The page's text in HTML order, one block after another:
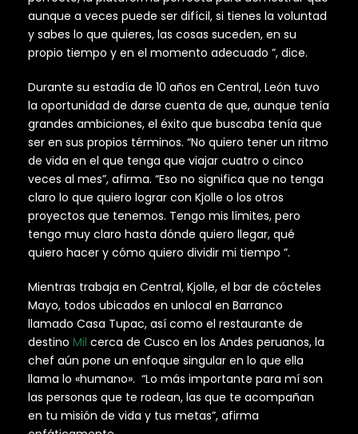
aunque a veces puede ser difícil, si tienes la voluntad
y sabes lo que quieres, las cosas suceden, en su
propio tiempo y en el momento adecuado ”, dice.
Durante su estadía de 10 años en Central, León tuvo
la oportunidad de darse cuenta de que, aunque tenía
grandes ambiciones, el éxito que buscaba tenía que
ser en sus propios términos. “No quiero tener un ritmo
de vida en el que tenga que viajar cuatro o cinco
veces al mes”, afirma. “Eso no significa que no tenga
claro lo que quiero lograr con Kjolle o los otros
proyectos que tenemos. Tengo mis límites, pero
tengo muy claro hasta dónde quiero llegar, qué
quiero hacer y cómo quiero dividir mi tiempo ”.
Mientras trabaja en Central, Kjolle, el bar de cócteles
Mayo, todos ubicados en unlocal en Barranco
llamado Casa Tupac, así como el restaurante de
destino Mil cerca de Cusco en los Andes peruanos, la
chef aún pone un enfoque singular en lo que ella
llama lo «humano». “Lo más importante para mí son
las personas que te rodean, las que te acompañan
en tu misión de vida y tus metas”, afirma